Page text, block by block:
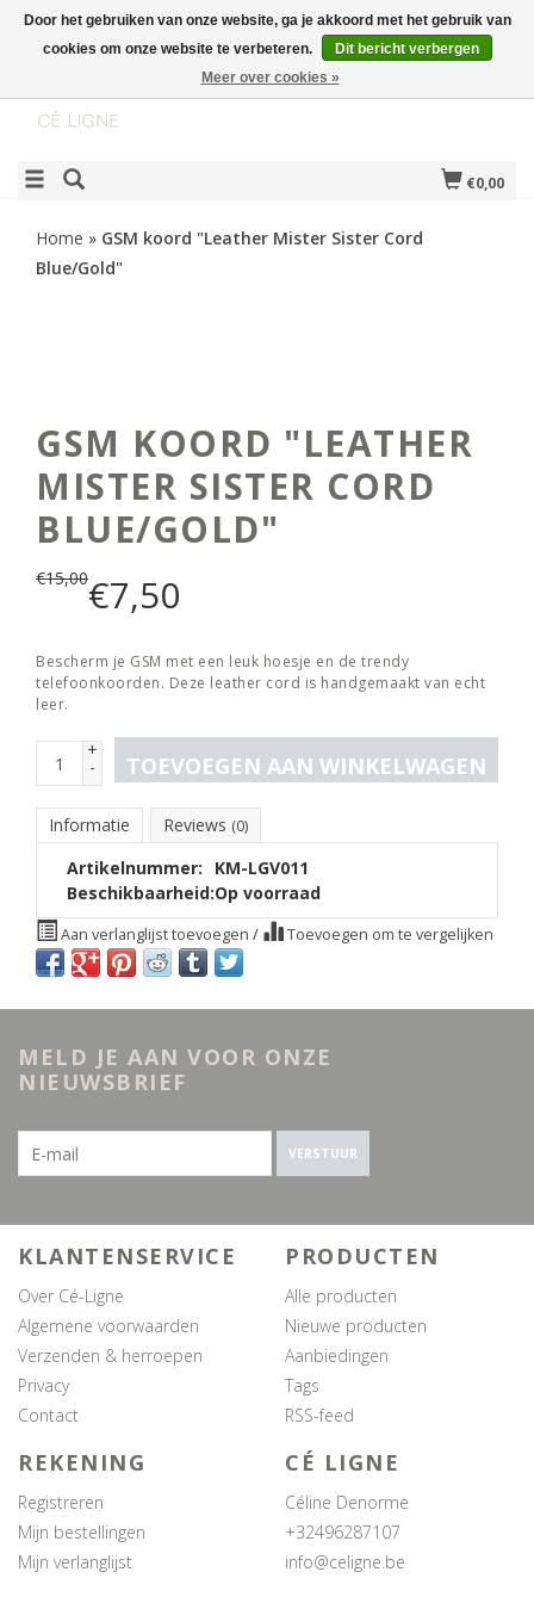
€0,00
Home » GSM koord "Leather Mister Sister Cord
Blue/Gold"
GSM KOORD "LEATHER
MISTER SISTER CORD
BLUE/GOLD"
€15,00€7,50
Bescherm je GSM met een leuk hoesje en de trendy
telefoonkoorden. Deze leather cord is handgemaakt van echt
leer.
+
- TOEVOEGEN AAN WINKELWAGEN
Informatie Reviews (0)
Artikelnummer:
KM-LGV011
Beschikbaarheid:Op voorraad
Aan verlanglijst toevoegen / Toevoegen om te vergelijken
MELD JE AAN VOOR ONZE
NIEUWSBRIEF
VERSTUUR
KLANTENSERVICE
Over Cé-Ligne
Algemene voorwaarden
Verzenden & herroepen
Privacy
Contact
PRODUCTEN
Alle producten
Nieuwe producten
Aanbiedingen
Tags
RSS-feed
REKENING
Registreren
Mijn bestellingen
Mijn verlanglijst
CÉ LIGNE
Céline Denorme
+32496287107
info@celigne.be
Door het gebruiken van onze website, ga je akkoord met het gebruik van
cookies om onze website te verbeteren.
Dit bericht verbergen
Meer over cookies »